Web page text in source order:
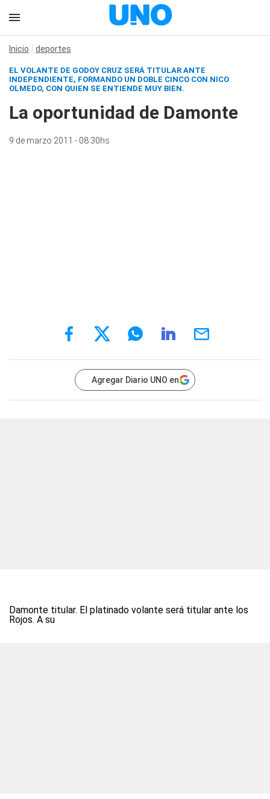
Inicio deportes
EL VOLANTE DE GODOY CRUZ SERÁ TITULAR ANTE
INDEPENDIENTE, FORMANDO UN DOBLE CINCO CON NICO
OLMEDO, CON QUIEN SE ENTIENDE MUY BIEN.
La oportunidad de Damonte
9 de marzo 2011 - 08:30hs
Agregar Diario UNO en
Damonte titular. El platinado volante será titular ante los
Rojos. A su